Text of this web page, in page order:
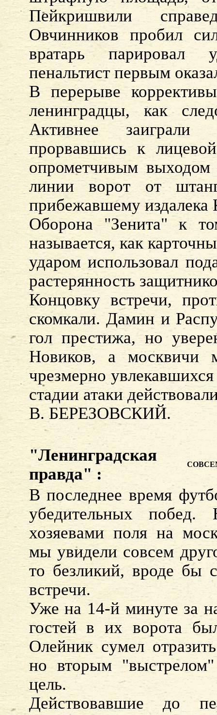
Пейкришвили
Овчинников пробил
вратарь парировал
пенальтист первым
В перерыве
ленинградцы, как
Активнее
прорвавшись к
опрометчивым
линии ворот от
прибежавшему издалека
Оборона "Зенита" к
называется, как
ударом использовал
растерянность
Концовку встречи,
скомкали. Дамин и
гол престижа, но
Новиков, а москвичи
чрезмерно
стадии атаки
В. БЕРЕЗОВСКИЙ.
"Ленинградская
правда" :
В последнее время
убедительных
хозяевами поля на
мы увидели совсем
то безликий, вроде бы
встречи.
Уже на 14-й минуте за
гостей в их ворота
Олейник сумел
но вторым
цель.
Действовавшие до